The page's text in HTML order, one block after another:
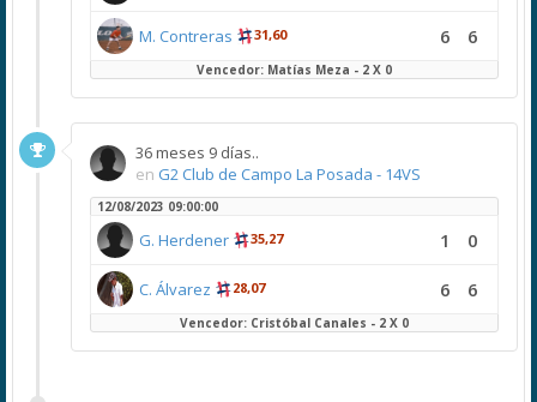
M. Contreras 31,60 6 6
Vencedor: Matías Meza - 2 X 0
36 meses 9 días..
en G2 Club de Campo La Posada - 14VS
12/08/2023 09:00:00
G. Herdener 35,27 1 0
C. Álvarez 28,07 6 6
Vencedor: Cristóbal Canales - 2 X 0